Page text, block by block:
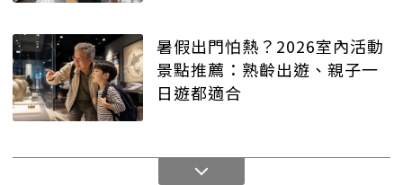
暑假出門怕熱？2026室內活動
景點推薦：熟齡出遊、親子一
日遊都適合